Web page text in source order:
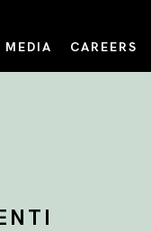
MEDIA CAREERS